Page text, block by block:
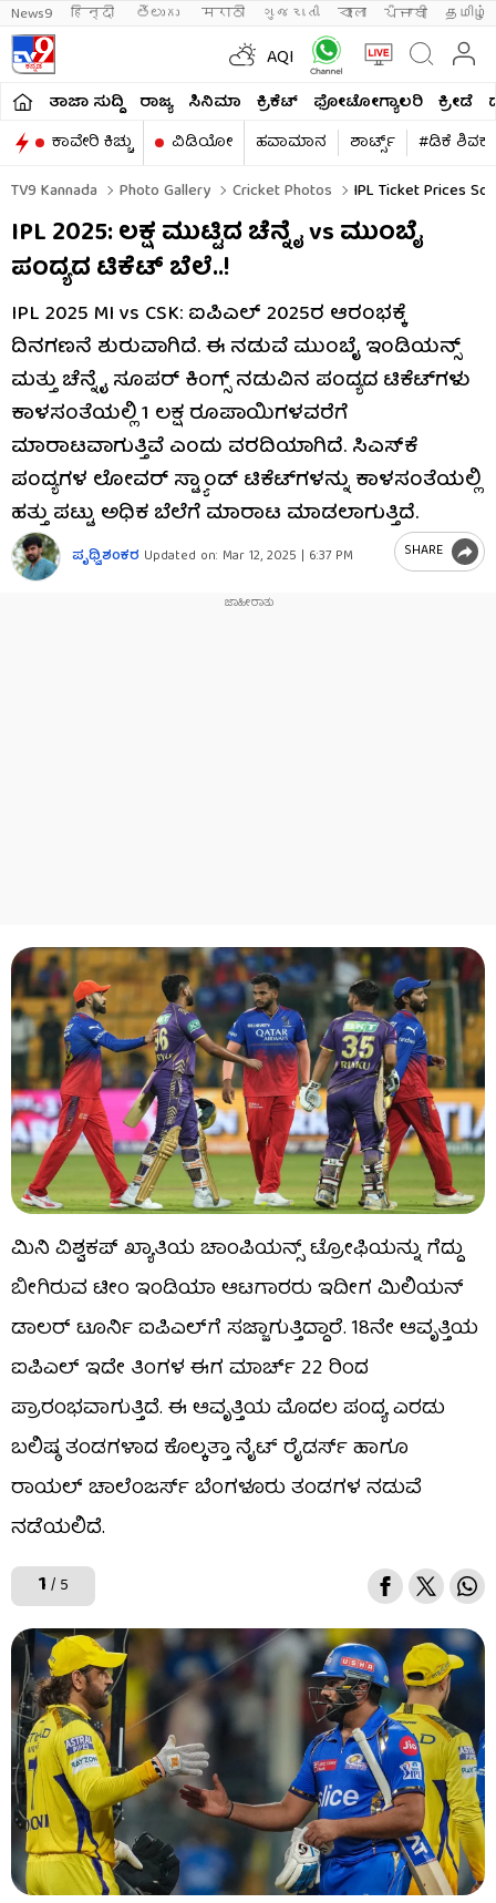
News9 हिन्दी తెలుగు मराठी ગુજરાતી বাংলা ਪੰਜਾਬੀ தமிழ்
AQI
ತಾಜಾ ಸುದ್ದಿ ರಾಜ್ಯ ಸಿನಿಮಾ ಕ್ರಿಕೆಟ್​ ಫೋಟೋಗ್ಯಾಲರಿ ಕ್ರೀಡೆ
ಕಾವೇರಿ ಕಿಚ್ಚು
ವಿಡಿಯೋ ಹವಾಮಾನ ಶಾರ್ಟ್ಸ್​
#ಡಿಕೆ
TV9 Kannada
Photo Gallery Cricket Photos IPL Ticket Prices
IPL 2025: ಲಕ್ಷ ಮುಟ್ಟಿದ ಚೆನ್ನೈ vs ಮುಂಬೈ
ಪಂದ್ಯದ ಟಿಕೆಟ್ ಬೆಲೆ..!
IPL 2025 MI vs CSK: ಐಪಿಎಲ್ 2025ರ ಆರಂಭಕ್ಕೆ
ದಿನಗಣನೆ ಶುರುವಾಗಿದೆ. ಈ ನಡುವೆ ಮುಂಬೈ ಇಂಡಿಯನ್ಸ್
ಮತ್ತು ಚೆನ್ನೈ ಸೂಪರ್ ಕಿಂಗ್ಸ್ ನಡುವಿನ ಪಂದ್ಯದ ಟಿಕೆಟ್‌ಗಳು
ಕಾಳಸಂತೆಯಲ್ಲಿ 1 ಲಕ್ಷ ರೂಪಾಯಿಗಳವರೆಗೆ
ಮಾರಾಟವಾಗುತ್ತಿವೆ ಎಂದು ವರದಿಯಾಗಿದೆ. ಸಿಎಸ್‌ಕೆ
ಪಂದ್ಯಗಳ ಲೋವರ್ ಸ್ಟ್ಯಾಂಡ್ ಟಿಕೆಟ್‌ಗಳನ್ನು ಕಾಳಸಂತೆಯಲ್ಲಿ
ಹತ್ತು ಪಟ್ಟು ಅಧಿಕ ಬೆಲೆಗೆ ಮಾರಾಟ ಮಾಡಲಾಗುತ್ತಿದೆ.
ಪೃಥ್ವಿಶಂಕರ Updated on: Mar 12, 2025 | 6:37 PM SHARE
ಮಿನಿ ವಿಶ್ವಕಪ್ ಖ್ಯಾತಿಯ ಚಾಂಪಿಯನ್ಸ್ ಟ್ರೋಫಿಯನ್ನು ಗೆದ್ದು
ಬೀಗಿರುವ ಟೀಂ ಇಂಡಿಯಾ ಆಟಗಾರರು ಇದೀಗ ಮಿಲಿಯನ್
ಡಾಲರ್ ಟೂರ್ನಿ ಐಪಿಎಲ್​ಗೆ ಸಜ್ಜಾಗುತ್ತಿದ್ದಾರೆ. 18ನೇ ಆವೃತ್ತಿಯ
ಐಪಿಎಲ್ ಇದೇ ತಿಂಗಳ ಈಗ ಮಾರ್ಚ್ 22 ರಿಂದ
ಪ್ರಾರಂಭವಾಗುತ್ತಿದೆ. ಈ ಆವೃತ್ತಿಯ ಮೊದಲ ಪಂದ್ಯ ಎರಡು
ಬಲಿಷ್ಠ ತಂಡಗಳಾದ ಕೊಲ್ಕತ್ತಾ ನೈಟ್ ರೈಡರ್ಸ್​ ಹಾಗೂ
ರಾಯಲ್ ಚಾಲೆಂಜರ್ಸ್ ಬೆಂಗಳೂರು ತಂಡಗಳ ನಡುವೆ
ನಡೆಯಲಿದೆ.
1 / 5